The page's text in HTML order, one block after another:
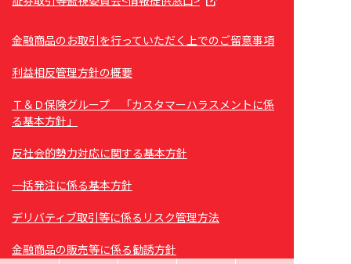
金融商品のお取引を行っていただく上でのご留意事項
利益相反管理方針の概要
Ｔ＆Ｄ保険グループ 「カスタマーハラスメントに係
る基本方針」
反社会的勢力対応に関する基本方針
一括発注に係る基本方針
デリバティブ取引等に係るリスク管理方法
金融商品の販売等に係る勧誘方針